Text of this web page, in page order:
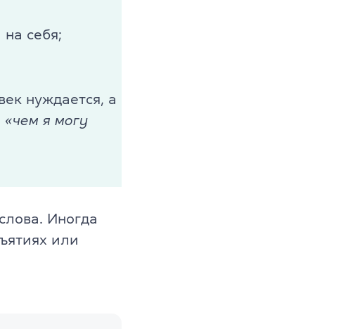
себя;
нуждается, а
«чем я могу
Иногда
или